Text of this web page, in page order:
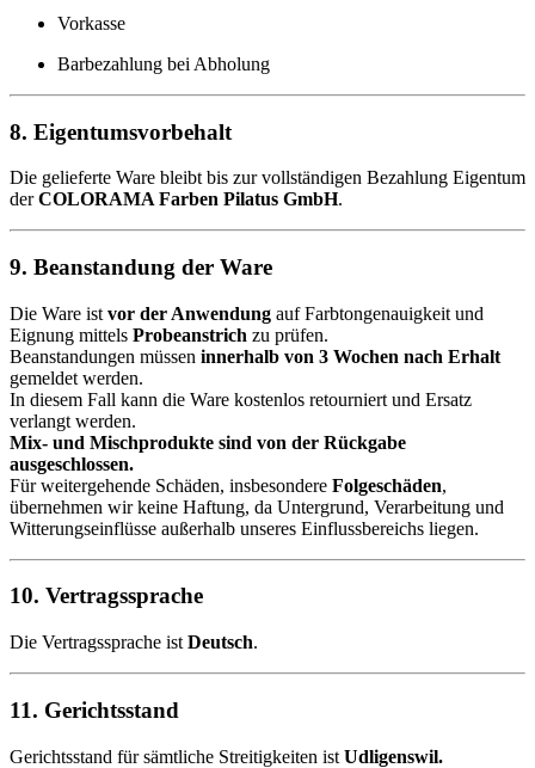
Vorkasse
Barbezahlung bei Abholung
8. Eigentumsvorbehalt
Die gelieferte Ware bleibt bis zur vollständigen Bezahlung Eigentum
derCOLORAMA Farben Pilatus GmbH.
9. Beanstandung der Ware
Die Ware ist vor der Anwendung auf Farbtongenauigkeit und
Eignung mittels Probeanstrich zu prüfen.
Beanstandungen müssen innerhalb von 3 Wochen nach Erhalt
gemeldet werden.
In diesem Fall kann die Ware kostenlos retourniert und Ersatz
verlangt werden.
Mix- und Mischprodukte sind von der Rückgabe
ausgeschlossen.
Für weitergehende Schäden, insbesondere Folgeschäden,
übernehmen wir keine Haftung, da Untergrund, Verarbeitung und
Witterungseinflüsse außerhalb unseres Einflussbereichs liegen.
10. Vertragssprache
Die Vertragssprache ist Deutsch.
11. Gerichtsstand
Gerichtsstand für sämtliche Streitigkeiten ist Udligenswil.